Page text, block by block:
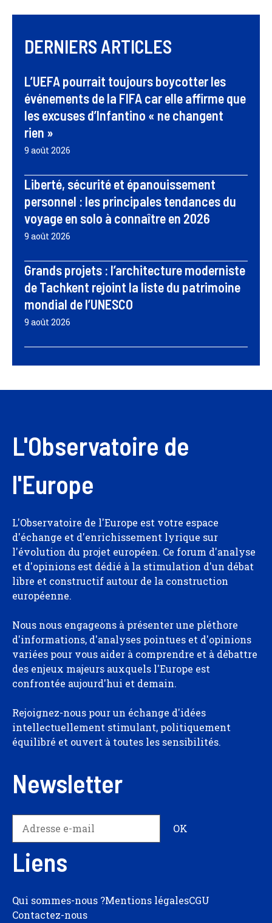
DERNIERS ARTICLES
L’UEFA pourrait toujours boycotter les
événements de la FIFA car elle affirme que
les excuses d’Infantino « ne changent
rien »
9 août 2026
Liberté, sécurité et épanouissement
personnel : les principales tendances du
voyage en solo à connaître en 2026
9 août 2026
Grands projets : l’architecture moderniste
de Tachkent rejoint la liste du patrimoine
mondial de l’UNESCO
9 août 2026
L'Observatoire de
l'Europe
L'Observatoire de l'Europe est votre espace
d'échange et d'enrichissement lyrique sur
l'évolution du projet européen. Ce forum d'analyse
et d'opinions est dédié à la stimulation d'un débat
libre et constructif autour de la construction
européenne.
Nous nous engageons à présenter une pléthore
d'informations, d'analyses pointues et d'opinions
variées pour vous aider à comprendre et à débattre
des enjeux majeurs auxquels l'Europe est
confrontée aujourd'hui et demain.
Rejoignez-nous pour un échange d'idées
intellectuellement stimulant, politiquement
équilibré et ouvert à toutes les sensibilités.
Newsletter
Liens
Qui sommes-nous ?Mentions légalesCGU
Contactez-nous